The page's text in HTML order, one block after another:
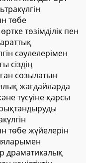
төбе
төзімділік пен
сәулелерімен
сіздің
созылатын
жағдайларда
түсуіне қарсы
төбе жүйелерін
драматикалық